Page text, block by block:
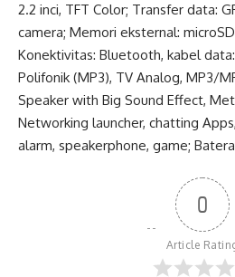
2.2 inci, TFT Color; Transfer data:
camera; Memori eksternal:
Konektivitas: Bluetooth, kabel
Polifonik (MP3), TV Analog, MP3/
Speaker with Big Sound Effect,
Networking launcher, chatting
alarm, speakerphone, game;
0
Article